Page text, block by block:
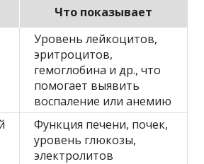
Что показывает
Уровень лейкоцитов,
эритроцитов,
гемоглобина и др., что
помогает выявить
воспаление или анемию
Функция печени, почек,
уровень глюкозы,
электролитов